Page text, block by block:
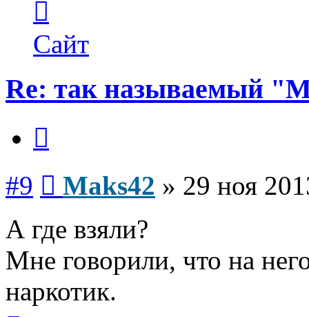
пользователя
Maks42
Сайт
Re: так называемый
#9 Maks42 » 29 ноя
А где взяли?
Мне говорили, что на
наркотик.